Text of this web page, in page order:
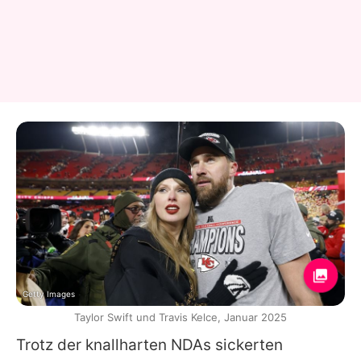
Trotz der knallharten NDAs sickerten
Getty Images
Taylor Swift und Travis Kelce, Januar 2025